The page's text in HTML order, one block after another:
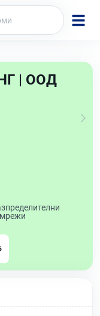
| ООД